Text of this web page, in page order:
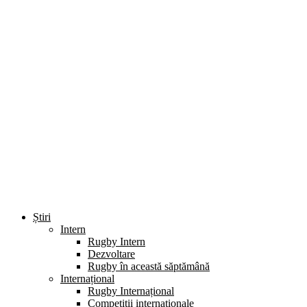
Știri
Intern
Rugby Intern
Dezvoltare
Rugby în această săptămână
Internațional
Rugby Internațional
Competiții internaționale